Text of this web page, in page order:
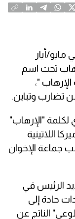
مايو/أيار
تحت اسم
"،
تضارب وتباين.
لكلمة "الإرهاب"
اللاتينية
جماعة الإخوان
الرئيس في
حادة إلى
الناتج عن